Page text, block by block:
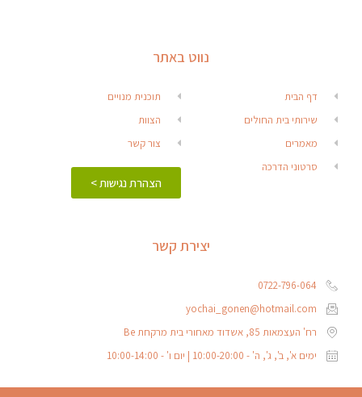
נווט באתר
דף הבית
שירותי בית החולים
מאמרים
סרטוני הדרכה
תוכנית מנויים
הצוות
צור קשר
הצהרת נגישות >
יצירת קשר
0722-796-064
yochai_gonen@hotmail.com
רח' העצמאות 85, אשדוד מאחורי בית מרקחת Be
ימים א', ב', ג', ה' - 10:00-20:00 | יום ו' - 10:00-14:00